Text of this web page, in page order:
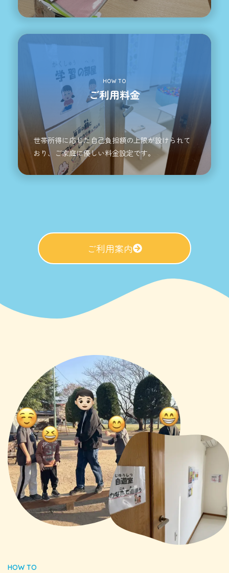
HOW TO
ご利用料金
世帯所得に応じた自己負担額の上限が設けられて
おり、ご家庭に優しい料金設定です。
ご利用案内
HOW TO